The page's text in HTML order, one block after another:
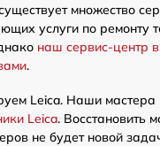
множество
услуги по ремонту
наш сервис-центр
.
Leica. Наши мастера
Leica. Восстановить
не будет новой